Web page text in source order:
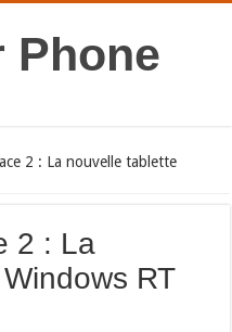
2 : La nouvelle tablette
2 : La
RT